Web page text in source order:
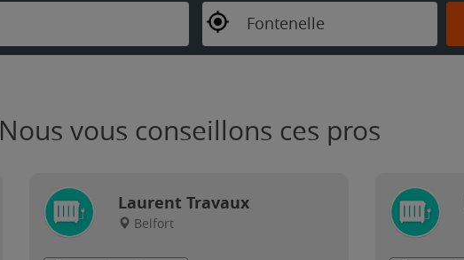
Fontenelle
Nous vous conseillons ces pros
Laurent Travaux
Belfort